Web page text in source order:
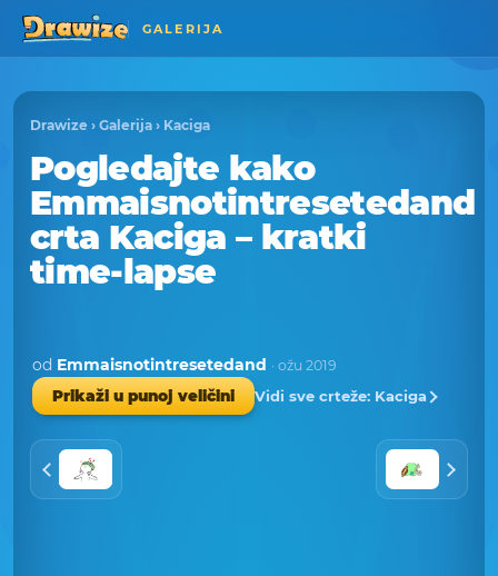
GALERIJA
Drawize › Galerija › Kaciga
Pogledajte kako
Emmaisnotintresetedand
crta Kaciga – kratki
time-lapse
od Emmaisnotintresetedand · ožu 2019
Prikaži u punoj veličini Vidi sve crteže: Kaciga